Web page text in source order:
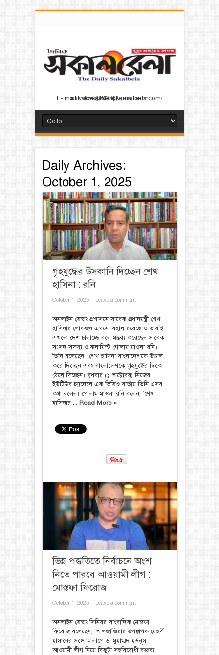
E- mail: news@dainiksakalbela.com/ sakalbela1997@gmail.com
Daily Archives:
October 1, 2025
গৃহযুদ্ধের উসকানি দিচ্ছেন শেখ
হাসিনা : রনি
October 1, 2025 Leave a comment
অনলাইন ডেস্কঃ প্রশাসনে সাবেক প্রধানমন্ত্রী শেখ
হাসিনার লোকজন এখনো বহাল রয়েছে ও তারাই
এখনো দেশ চালাচ্ছে বলে মন্তব্য করেছেন সাবেক
সংসদ সদস্য ও কলামিস্ট গোলাম মাওলা রনি।
তিনি বলেছেন, ‘শেখ হাসিনা বাংলাদেশকে উত্তাল
করে দিচ্ছেন এবং বাংলাদেশকে গৃহযুদ্ধের দিকে
ঠেলে দিচ্ছেন। বুধবার (১ অক্টোবর) নিজের
ইউটিউব চ্যানেলে এক ভিডিও বার্তায় তিনি এসব
কথা বলেন। গোলাম মাওলা রনি বলেন, ‘শেখ
হাসিনার ... Read More »
ভিন্ন পদ্ধতিতে নির্বাচনে অংশ
নিতে পারবে আওয়ামী লীগ :
মোস্তফা ফিরোজ
October 1, 2025 Leave a comment
অনলাইন ডেস্কঃ সিনিয়র সাংবাদিক মোস্তফা
‍ফিরোজ বলেছেন, ‘আলজাজিরার উপস্থাপক মেহদী
হাসানের সঙ্গে আলাপে ড. মুহাম্মদ ইউনূস
আওয়ামী লীগ নিয়ে কিছুটা সহবিরোধী বক্তব্য